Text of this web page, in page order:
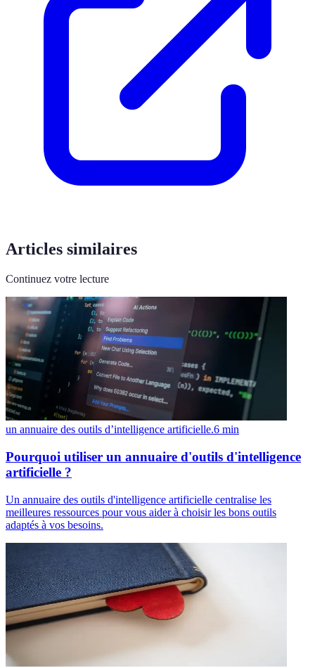
Articles similaires
Continuez votre lecture
un annuaire des outils d’intelligence artificielle.6 min
Pourquoi utiliser un annuaire d'outils d'intelligence
artificielle ?
Un annuaire des outils d'intelligence artificielle centralise les
meilleures ressources pour vous aider à choisir les bons outils
adaptés à vos besoins.